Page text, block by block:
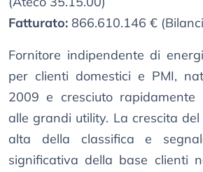
Fatturato: 866.610.146 €
Fornitore indipendente di
per clienti domestici e PMI,
2009 e cresciuto rapidamente
alle grandi utility. La crescita
alta della classifica e
significativa della base clienti